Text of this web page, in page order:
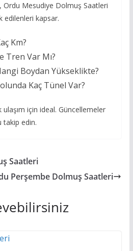
Ordu Mesudiye Dolmuş Saatleri
edilenleri kapsar.
Km?
Tren Var Mı?
Boydan Yükseklikte?
Kaç Tünel Var?
için ideal. Güncellemeler
takip edin.
Saatleri
Perşembe Dolmuş Saatleri